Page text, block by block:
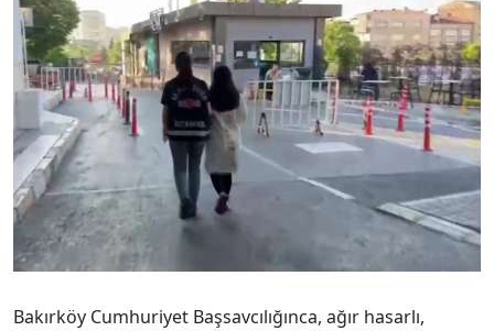
Bakırköy Cumhuriyet Başsavcılığınca, ağır hasarlı,